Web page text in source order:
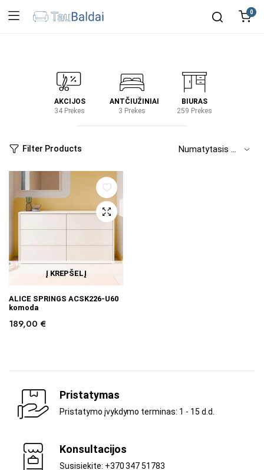
0
AKCIJOS
34 Prekes
ANTČIUŽINIAI
3 Prekes
BIURAS
259 Prekes
Filter Products
Į KREPŠELĮ
ALICE SPRINGS ACSK226-U60
komoda
189,00 €
Pristatymas
Pristatymo įvykdymo terminas: 1 - 15 d.d.
Konsultacijos
Susisiekite: +370 347 51783